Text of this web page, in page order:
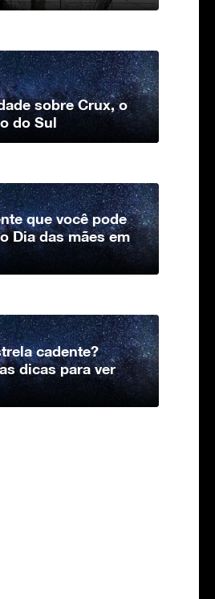
sobre Crux, o
do Sul
que você pode
Dia das mães em
cadente?
dicas para ver